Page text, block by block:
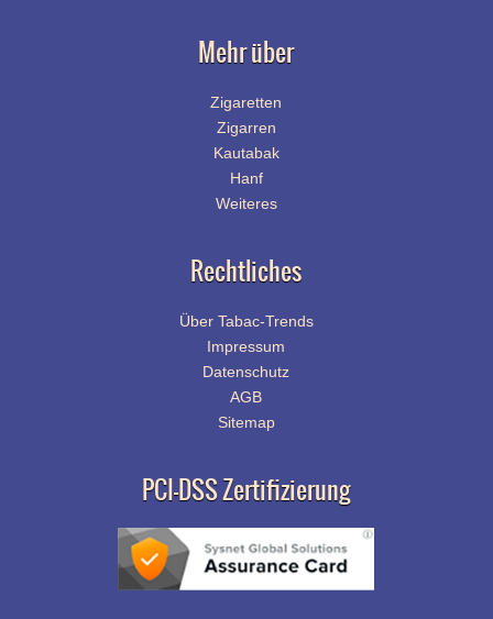
Mehr über
Zigaretten
Zigarren
Kautabak
Hanf
Weiteres
Rechtliches
Über Tabac-Trends
Impressum
Datenschutz
AGB
Sitemap
PCI-DSS Zertifizierung